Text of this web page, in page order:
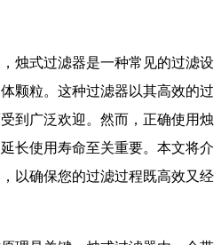
烛式过滤器是一种常见的过滤设
颗粒。这种过滤器以其高效的过
到广泛欢迎。然而，正确使用烛
长使用寿命至关重要。本文将介
以确保您的过滤过程既高效又经